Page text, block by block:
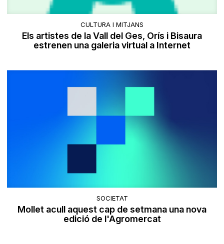
CULTURA I MITJANS
Els artistes de la Vall del Ges, Orís i Bisaura
estrenen una galeria virtual a Internet
SOCIETAT
Mollet acull aquest cap de setmana una nova
edició de l'Agromercat